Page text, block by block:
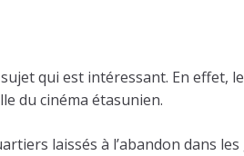
qui est intéressant. En effet,
du cinéma étasunien.
laissés à l’abandon dans